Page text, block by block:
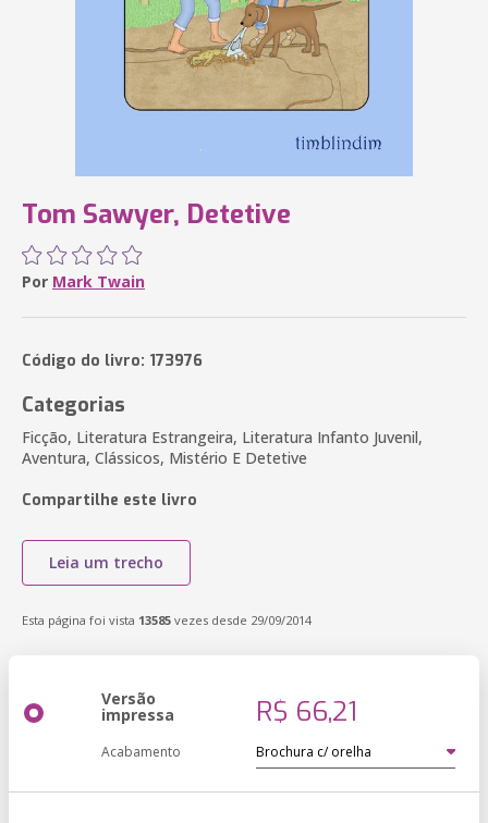
Tom Sawyer, Detetive
Por Mark Twain
Código do livro: 173976
Categorias
Ficção, Literatura Estrangeira, Literatura Infanto Juvenil,
Aventura, Clássicos, Mistério E Detetive
Compartilhe este livro
Leia um trecho
Esta página foi vista 13585 vezes desde 29/09/2014
Versão
impressa R$ 66,21
Acabamento